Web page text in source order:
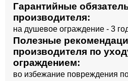
Гарантийные
производителя:
на душевое ограждение - 3
Полезные
производителя по
ограждением:
во избежание повреждения